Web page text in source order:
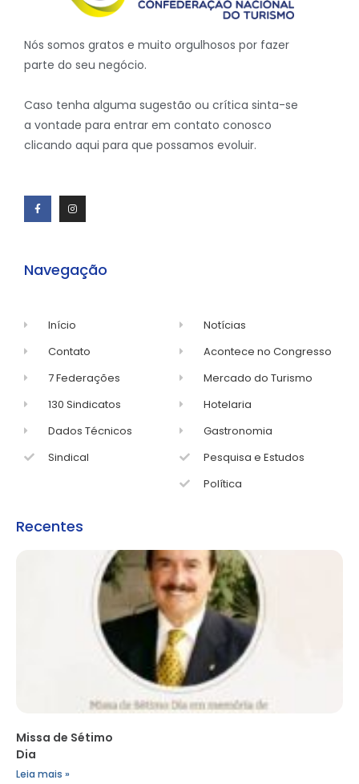
Nós somos gratos e muito orgulhosos por fazer
parte do seu negócio.
Caso tenha alguma sugestão ou crítica sinta-se
a vontade para entrar em contato conosco
clicando aqui para que possamos evoluir.
Navegação
Início
Contato
7 Federações
130 Sindicatos
Dados Técnicos
Sindical
Notícias
Acontece no Congresso
Mercado do Turismo
Hotelaria
Gastronomia
Pesquisa e Estudos
Política
Recentes
Missa de Sétimo
Dia
Leia mais »